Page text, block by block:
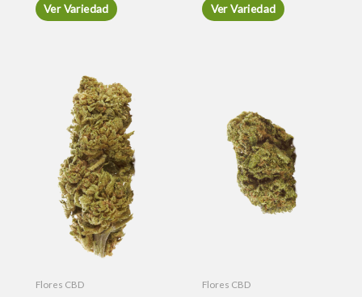
Ver Variedad Ver Variedad
Flores CBD Flores CBD